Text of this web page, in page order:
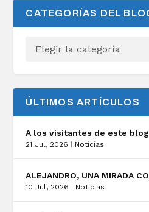
CATEGORÍAS DEL
ÚLTIMOS ARTÍCULOS
A los visitantes de este blog
21 Jul, 2026 | Noticias
ALEJANDRO, UNA MIRADA
10 Jul, 2026 | Noticias